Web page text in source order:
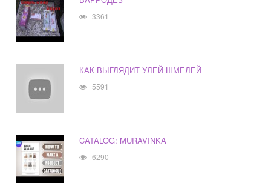
3361
КАК ВЫГЛЯДИТ УЛЕЙ ШМЕЛЕЙ
5591
CATALOG: MURAVINKA
6290